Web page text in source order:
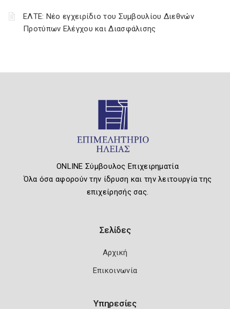
ΕΛΤΕ: Νέο εγχειρίδιο του Συμβουλίου Διεθνών
Προτύπων Ελέγχου και Διασφάλισης
ONLINE Σύμβουλος Επιχειρηματία
Όλα όσα αφορούν την ίδρυση και την λειτουργία της
επιχείρησής σας.
Σελίδες
Αρχική
Επικοινωνία
Υπηρεσίες